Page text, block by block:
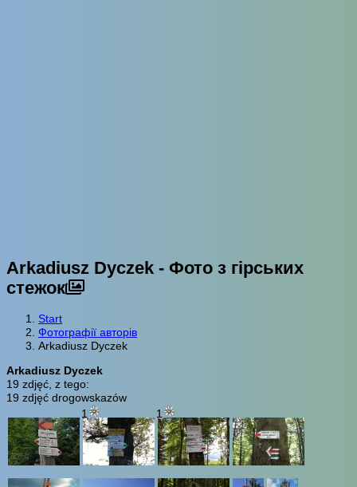
Arkadiusz Dyczek - Фото з гірських
стежок
Start
Фотографії авторів
Arkadiusz Dyczek
Arkadiusz Dyczek
19 zdjęć, z tego:
19 zdjęć drogowskazów
1
1